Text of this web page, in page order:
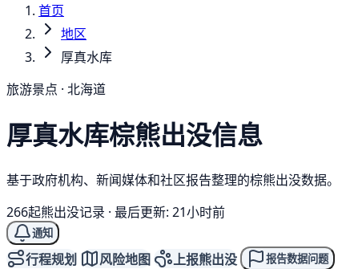
首页
地区
厚真水库
旅游景点 · 北海道
厚真水库棕熊出没信息
基于政府机构、新闻媒体和社区报告整理的棕熊出没数据。
266起熊出没记录 · 最后更新: 21小时前
通知
行程规划 风险地图 上报熊出没 报告数据问题